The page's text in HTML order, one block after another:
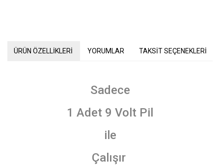
ÜRÜN ÖZELLİKLERİ YORUMLAR TAKSİT SEÇENEKLERİ
Sadece
1 Adet 9 Volt Pil
ile
Çalışır